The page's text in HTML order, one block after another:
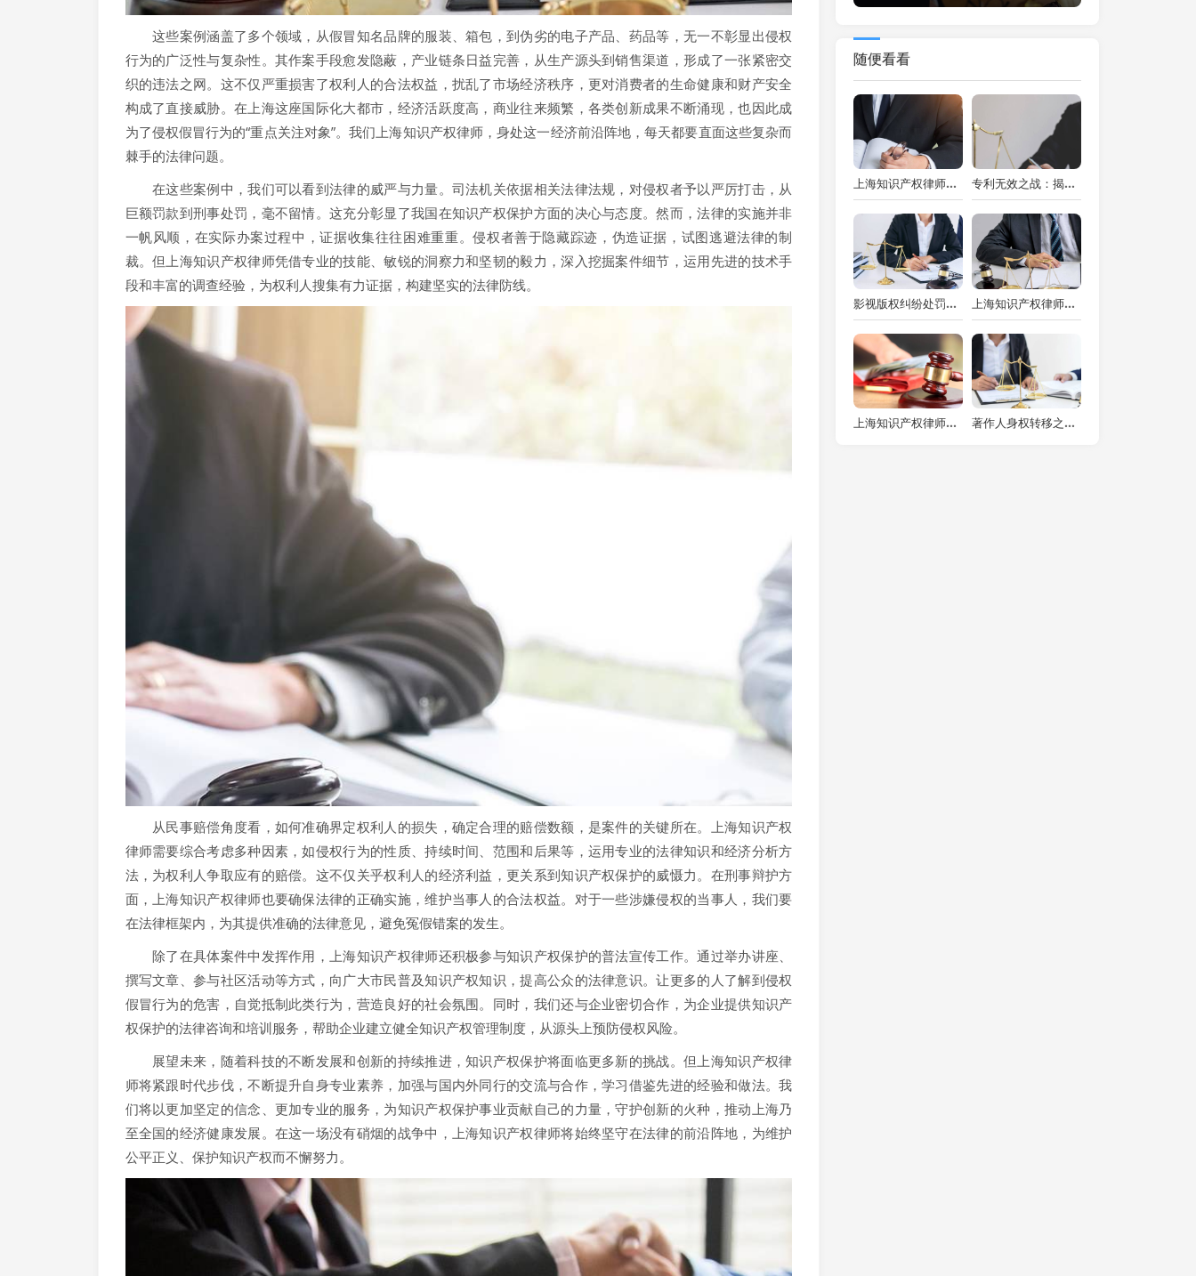
这些案例涵盖了多个领域，从假冒知名品牌的服装、箱包，到伪劣的电子产品、药品等，无一不彰显出侵权
行为的广泛性与复杂性。其作案手段愈发隐蔽，产业链条日益完善，从生产源头到销售渠道，形成了一张紧密交
织的违法之网。这不仅严重损害了权利人的合法权益，扰乱了市场经济秩序，更对消费者的生命健康和财产安全
构成了直接威胁。在上海这座国际化大都市，经济活跃度高，商业往来频繁，各类创新成果不断涌现，也因此成
为了侵权假冒行为的“重点关注对象”。我们上海知识产权律师，身处这一经济前沿阵地，每天都要直面这些复杂而
棘手的法律问题。
在这些案例中，我们可以看到法律的威严与力量。司法机关依据相关法律法规，对侵权者予以严厉打击，从
巨额罚款到刑事处罚，毫不留情。这充分彰显了我国在知识产权保护方面的决心与态度。然而，法律的实施并非
一帆风顺，在实际办案过程中，证据收集往往困难重重。侵权者善于隐藏踪迹，伪造证据，试图逃避法律的制
裁。但上海知识产权律师凭借专业的技能、敏锐的洞察力和坚韧的毅力，深入挖掘案件细节，运用先进的技术手
段和丰富的调查经验，为权利人搜集有力证据，构建坚实的法律防线。
从民事赔偿角度看，如何准确界定权利人的损失，确定合理的赔偿数额，是案件的关键所在。上海知识产权
律师需要综合考虑多种因素，如侵权行为的性质、持续时间、范围和后果等，运用专业的法律知识和经济分析方
法，为权利人争取应有的赔偿。这不仅关乎权利人的经济利益，更关系到知识产权保护的威慑力。在刑事辩护方
面，上海知识产权律师也要确保法律的正确实施，维护当事人的合法权益。对于一些涉嫌侵权的当事人，我们要
在法律框架内，为其提供准确的法律意见，避免冤假错案的发生。
除了在具体案件中发挥作用，上海知识产权律师还积极参与知识产权保护的普法宣传工作。通过举办讲座、
撰写文章、参与社区活动等方式，向广大市民普及知识产权知识，提高公众的法律意识。让更多的人了解到侵权
假冒行为的危害，自觉抵制此类行为，营造良好的社会氛围。同时，我们还与企业密切合作，为企业提供知识产
权保护的法律咨询和培训服务，帮助企业建立健全知识产权管理制度，从源头上预防侵权风险。
展望未来，随着科技的不断发展和创新的持续推进，知识产权保护将面临更多新的挑战。但上海知识产权律
师将紧跟时代步伐，不断提升自身专业素养，加强与国内外同行的交流与合作，学习借鉴先进的经验和做法。我
们将以更加坚定的信念、更加专业的服务，为知识产权保护事业贡献自己的力量，守护创新的火种，推动上海乃
至全国的经济健康发展。在这一场没有硝烟的战争中，上海知识产权律师将始终坚守在法律的前沿阵地，为维护
公平正义、保护知识产权而不懈努力。
随便看看
上海知识产权律师视角：专利权作价出资的多维剖析 专利无效之战：揭秘上海知识产权律师的无形战场
影视版权纠纷处罚方式之多元解析：上海知识产权律师视角 上海知识产权律师视角：网上留言著作权的多维度剖析
上海知识产权律师见证：中国爱国者胜诉日本东芝，正义与尊严的捍卫 著作人身权转移之辨析：上海知识产权律师视角下的法律探究